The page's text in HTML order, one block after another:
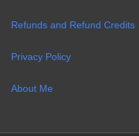
Refunds and Refund Credits
Privacy Policy
About Me